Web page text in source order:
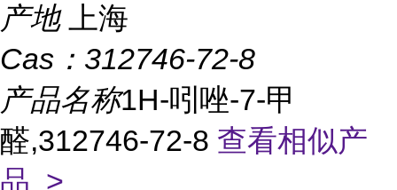
产地
上海
Cas： 312746-72-8
产品名称1H-吲唑-7-甲
醛,312746-72-8 查看相似产
品 >